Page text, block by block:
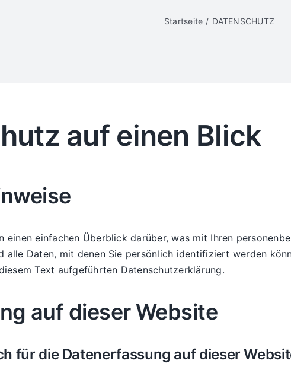
Startseite DATENSCHUTZ
auf einen Blick
einen einfachen Überblick darüber, was mit Ihren
alle Daten, mit denen Sie persönlich identifiziert werden
Text aufgeführten Datenschutzerklärung.
auf dieser Website
für die Datenerfassung auf dieser